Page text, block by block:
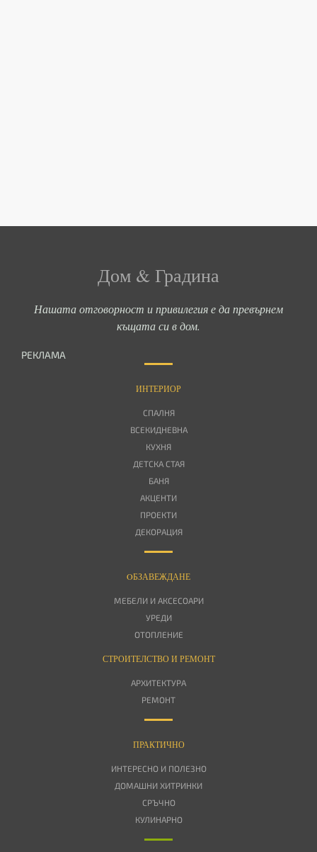
Дом & Градина
Нашата отговорност и привилегия е да превърнем
къщата си в дом.
РЕКЛАМА
ИНТЕРИОР
СПАЛНЯ
ВСЕКИДНЕВНА
КУХНЯ
ДЕТСКА СТАЯ
БАНЯ
АКЦЕНТИ
ПРОЕКТИ
ДЕКОРАЦИЯ
OБЗАВЕЖДАНЕ
МЕБЕЛИ И АКСЕСОАРИ
УРЕДИ
ОТОПЛЕНИЕ
СТРОИТЕЛСТВО И РЕМОНТ
АРХИТЕКТУРА
РЕМОНТ
ПРАКТИЧНО
ИНТЕРЕСНО И ПОЛЕЗНО
ДОМАШНИ ХИТРИНКИ
СРЪЧНО
КУЛИНАРНО